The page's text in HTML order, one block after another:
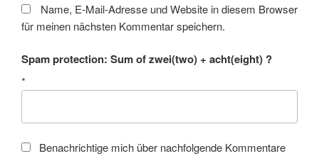
Name, E-Mail-Adresse und Website in diesem Browser
für meinen nächsten Kommentar speichern.
Spam protection: Sum of zwei(two) + acht(eight) ?
*
Benachrichtige mich über nachfolgende Kommentare